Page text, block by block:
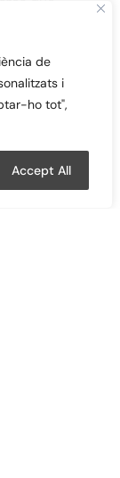
de
i
ho tot",
Accept All
les